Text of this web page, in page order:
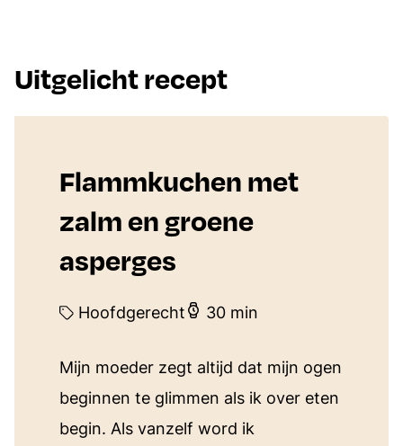
Uitgelicht recept
Flammkuchen met
zalm en groene
asperges
Hoofdgerecht 30 min
Mijn moeder zegt altijd dat mijn ogen
beginnen te glimmen als ik over eten
begin. Als vanzelf word ik